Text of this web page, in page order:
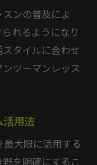
ンの普及によ
れるようになり
タイルに合わせ
ツーマンレッス
活用法
大限に活用する